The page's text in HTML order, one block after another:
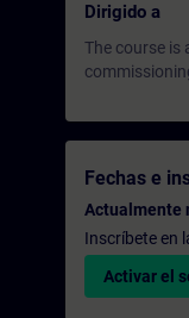
Dirigido a
The course is
Fechas e
Actualmente
Inscríbete en
Activar el